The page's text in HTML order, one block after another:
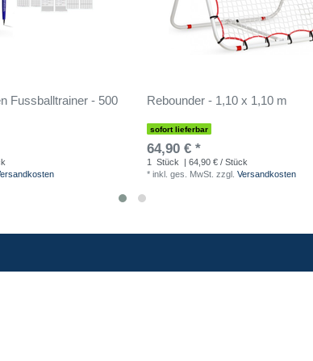
Fussballtrainer - 500
Rebounder - 1,10 x 1,10 m
sofort lieferbar
64,90 € *
1 Stück
| 64,90 € / Stück
* inkl. ges. MwSt. zzgl. Versandkosten